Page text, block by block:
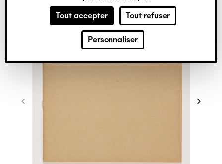
Tout accepter Tout refuser
Personnaliser